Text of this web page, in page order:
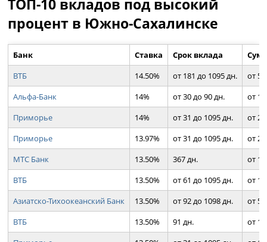
ТОП-10 вкладов под высокий
процент в Южно-Сахалинске
Банк Ставка Срок вклада
ВТБ
14.50% от 181 до 1095 дн.
от
Альфа-Банк
14% от 30 до 90 дн.
от 1
Приморье
14% от 31 до 1095 дн.
от 2
Приморье
13.97% от 31 до 1095 дн.
от 2
МТС Банк
13.50% 367 дн.
от
ВТБ
13.50% от 61 до 1095 дн.
от
Азиатско-Тихоокеанский Банк
13.50% от 92 до 1098 дн.
от
ВТБ
13.50% 91 дн.
от